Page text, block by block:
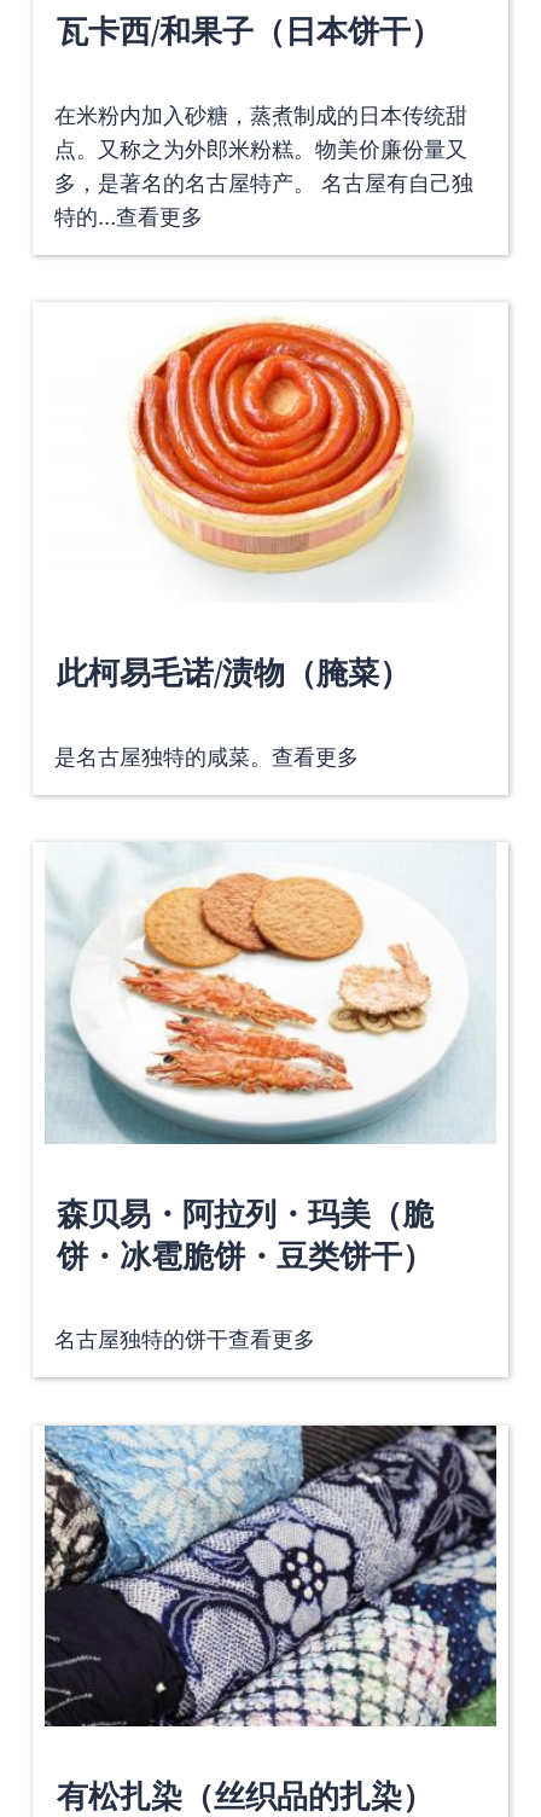
瓦卡西/和果子（日本饼干）
在米粉内加入砂糖，蒸煮制成的日本传统甜
点。又称之为外郎米粉糕。物美价廉份量又
多，是著名的名古屋特产。 名古屋有自己独
特的…查看更多
此柯易毛诺/渍物（腌菜）
是名古屋独特的咸菜。 查看更多
森贝易・阿拉列・玛美（脆
饼・冰雹脆饼・豆类饼干）
名古屋独特的饼干查看更多
有松扎染（丝织品的扎染）